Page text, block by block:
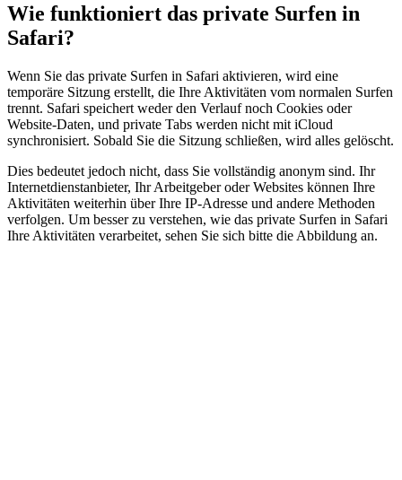
Wie funktioniert das private Surfen in
Safari?
Wenn Sie das private Surfen in Safari aktivieren, wird eine
temporäre Sitzung erstellt, die Ihre Aktivitäten vom normalen Surfen
trennt. Safari speichert weder den Verlauf noch Cookies oder
Website-Daten, und private Tabs werden nicht mit iCloud
synchronisiert. Sobald Sie die Sitzung schließen, wird alles gelöscht.
Dies bedeutet jedoch nicht, dass Sie vollständig anonym sind. Ihr
Internetdienstanbieter, Ihr Arbeitgeber oder Websites können Ihre
Aktivitäten weiterhin über Ihre IP-Adresse und andere Methoden
verfolgen. Um besser zu verstehen, wie das private Surfen in Safari
Ihre Aktivitäten verarbeitet, sehen Sie sich bitte die Abbildung an.